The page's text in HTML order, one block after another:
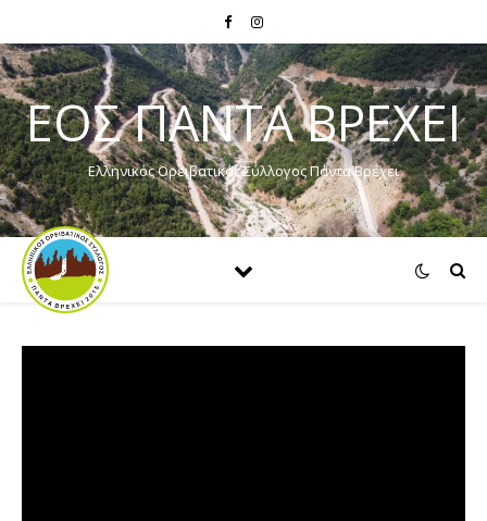
ΕΟΣ ΠΑΝΤΑ ΒΡΕΧΕΙ
Ελληνικός Ορειβατικός Σύλλογος Πάντα Βρέχει